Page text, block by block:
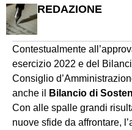
REDAZIONE
Contestualmente
esercizio 2022 e del
Consiglio
anche il Bilancio di
Con alle spalle grandi
nuove sfide da affrontare,